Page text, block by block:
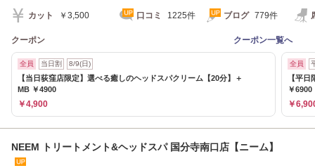
カット ￥3,500 口コミ 1225件 ブログ 779件
クーポン クーポン一覧へ
全員 当日割 8/9(日)
【当日荻窪店限定】選べる癒しのヘッドスパクリーム【20分】＋
MB ￥4900
￥4,900
全員
【平
￥6900
￥
NEEM トリートメント&ヘッドスパ 国分寺南口店【ニーム】